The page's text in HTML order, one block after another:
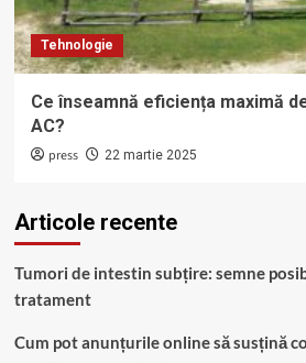
Tehnologie
Ce înseamnă eficiența maximă
AC?
press 22 martie 2025
Articole recente
Tumori de intestin subțire: semne
tratament
Cum pot anunțurile online să susțină